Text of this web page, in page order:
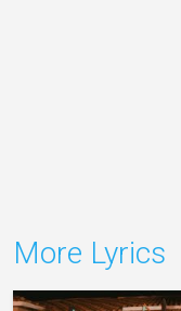
More Lyrics